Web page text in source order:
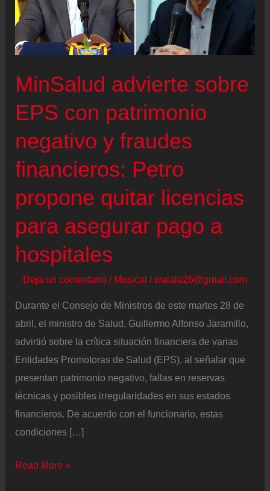
MinSalud advierte sobre
EPS con patrimonio
negativo y fraudes
financieros: Petro
propone quitar licencias
para asegurar pago a
hospitales
Deja un comentario / Musical /walala26@gmail.com
Durante el Consejo de Ministros de este martes 28 de
abril, el ministro de Salud, Guillermo Alfonso Jaramillo,
advirtió sobre la crítica situación financiera de varias
Entidades Promotoras de Salud (EPS), al señalar que
presentan patrimonio negativo, fallas en reservas
técnicas y posibles irregularidades en sus estados
financieros. De acuerdo con el funcionario, estas
condiciones […]
MinSalud
Read More »